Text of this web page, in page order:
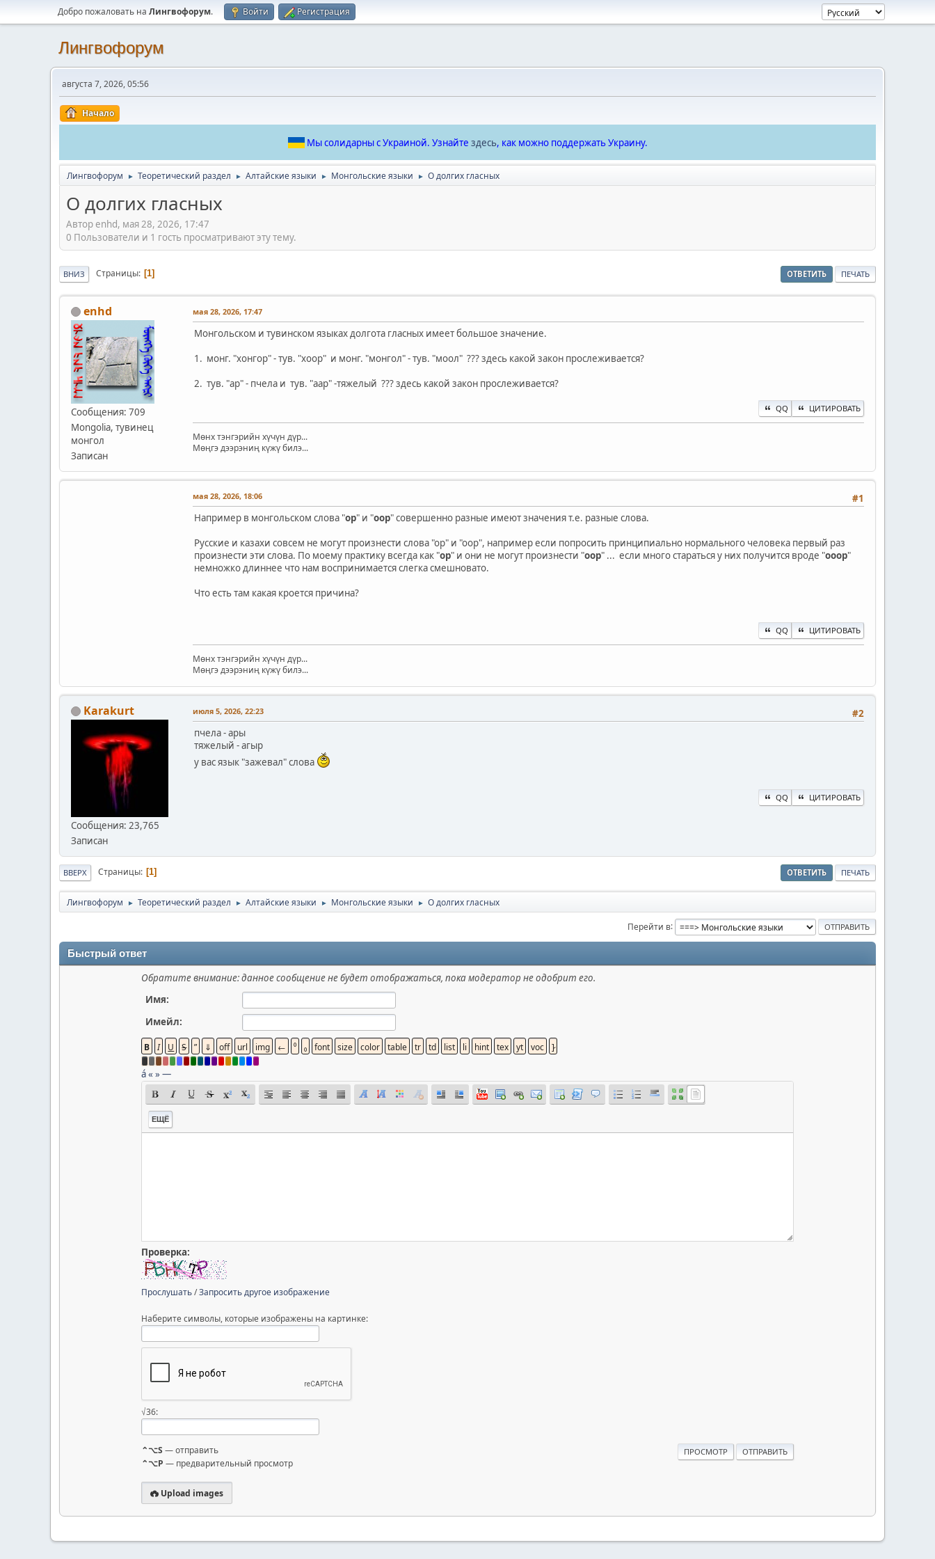
Добро пожаловать на Лингвофорум. Войти Регистрация
Лингвофорум
августа 7, 2026, 05:56
Начало
Мы солидарны с Украиной. Узнайте здесь, как можно поддержать Украину.
Лингвофорум ► Теоретический раздел ► Алтайские языки ► Монгольские языки ► О долгих гласных
О долгих гласных
Автор enhd, мая 28, 2026, 17:47
0 Пользователи и 1 гость просматривают эту тему.
ОТВЕТИТЬ ПЕЧАТЬ
ВНИЗ Страницы 1
enhd
Сообщения: 709
Mongolia, тувинец
монгол
Записан
мая 28, 2026, 17:47
Монгольском и тувинском языках долгота гласных имеет большое значение.
1. монг. "хонгор" - тув. "хоор" и монг. "монгол" - тув. "моол" ??? здесь какой закон прослеживается?
2. тув. "ар" - пчела и тув. "аар" -тяжелый ??? здесь какой закон прослеживается?
QQ ЦИТИРОВАТЬ
Мөнх тэнгэрийн хүчүн дүр...
Мөңгэ дээрэниң күжү билэ...
#1
мая 28, 2026, 18:06
Например в монгольском слова "ор" и "оор" совершенно разные имеют значения т.е. разные слова.
Русские и казахи совсем не могут произнести слова "ор" и "оор", например если попросить принципиально нормального человека первый раз
произнести эти слова. По моему практику всегда как "ор" и они не могут произнести "оор" ... если много стараться у них получится вроде "ооор"
немножко длиннее что нам воспринимается слегка смешновато.
Что есть там какая кроется причина?
QQ ЦИТИРОВАТЬ
Мөнх тэнгэрийн хүчүн дүр...
Мөңгэ дээрэниң күжү билэ...
Karakurt
Сообщения: 23,765
Записан
#2
июля 5, 2026, 22:23
пчела - ары
тяжелый - агыр
у вас язык "зажевал" слова
QQ ЦИТИРОВАТЬ
ОТВЕТИТЬ ПЕЧАТЬ
ВВЕРХ Страницы 1
Лингвофорум ► Теоретический раздел ► Алтайские языки ► Монгольские языки ► О долгих гласных
Перейти в
Быстрый ответ
Обратите внимание: данное сообщение не будет отображаться, пока модератор не одобрит его.
Имя:
Имейл:
á« »—
ЕЩЁ
Проверка:
Прослушать/Запросить другое изображение
Наберите символы, которые изображены на картинке:
√36:
⌃⌥S — отправить
⌃⌥P — предварительный просмотр
Upload images